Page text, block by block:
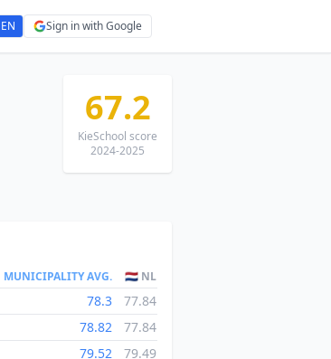
EN Sign in with Google
67.2
KieSchool score
2024-2025
MUNICIPALITY AVG. 🇳🇱 NL
78.3
77.84
78.82
77.84
79.52
79.49